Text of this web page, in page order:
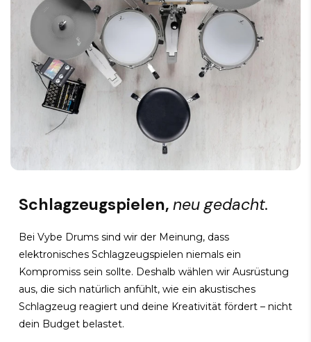
Schlagzeugspielen, neu gedacht.
Bei Vybe Drums sind wir der Meinung, dass
elektronisches Schlagzeugspielen niemals ein
Kompromiss sein sollte. Deshalb wählen wir Ausrüstung
aus, die sich natürlich anfühlt, wie ein akustisches
Schlagzeug reagiert und deine Kreativität fördert – nicht
dein Budget belastet.